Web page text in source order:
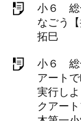
小６ 総
なごう
拓巳
小６ 総
アート
実行し
クアー